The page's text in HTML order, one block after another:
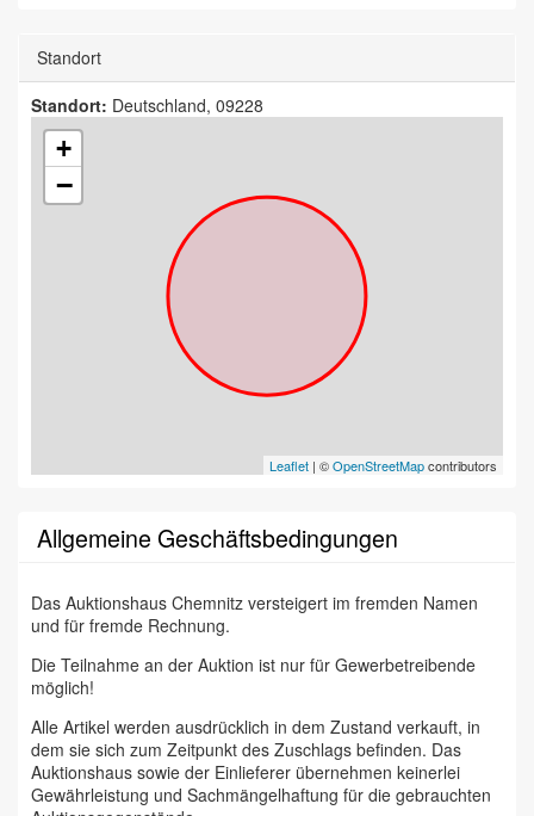
Standort
Standort: Deutschland, 09228
+
−
Leaflet | ©OpenStreetMapcontributors
Allgemeine Geschäftsbedingungen
Das Auktionshaus Chemnitz versteigert im fremden Namen
und für fremde Rechnung.
Die Teilnahme an der Auktion ist nur für Gewerbetreibende
möglich!
Alle Artikel werden ausdrücklich in dem Zustand verkauft, in
dem sie sich zum Zeitpunkt des Zuschlags befinden. Das
Auktionshaus sowie der Einlieferer übernehmen keinerlei
Gewährleistung und Sachmängelhaftung für die gebrauchten